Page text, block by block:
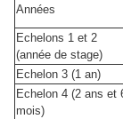
Années
Echelons 1 et 2
(année de stage)
Echelon 3 (1 an)
Echelon 4 (2 ans et
mois)